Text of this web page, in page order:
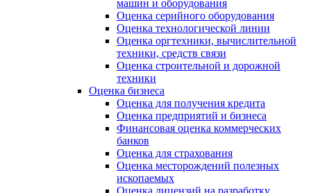
машин и оборудования
Оценка серийного оборудования
Оценка технологической линии
Оценка оргтехники, вычислительной
техники, средств связи
Оценка строительной и дорожной
техники
Оценка бизнеса
Оценка для получения кредита
Оценка предприятий и бизнеса
Финансовая оценка коммерческих
банков
Оценка для страхования
Оценка месторождений полезных
ископаемых